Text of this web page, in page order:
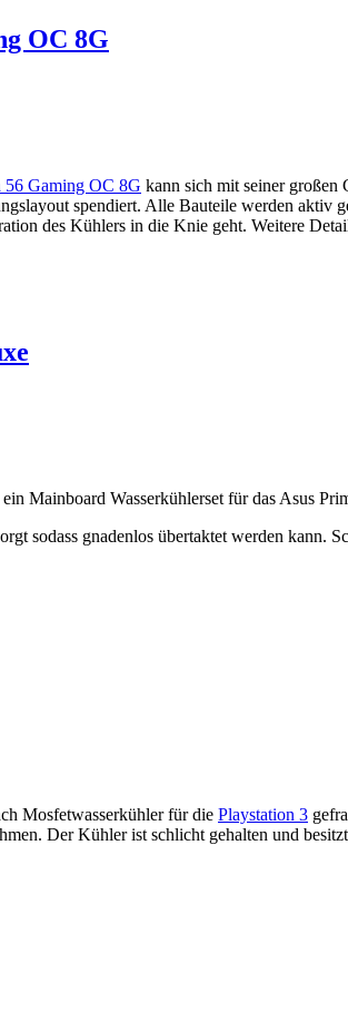
OC 8G
Gaming OC 8G kann sich mit seiner großen
spendiert. Alle Bauteile werden
des Kühlers in die Knie geht. Weitere
Mainboard Wasserkühlerset für das Asus
sodass gnadenlos übertaktet werden kann.
Mosfetwasserkühler für die Playstation 3
Der Kühler ist schlicht gehalten und